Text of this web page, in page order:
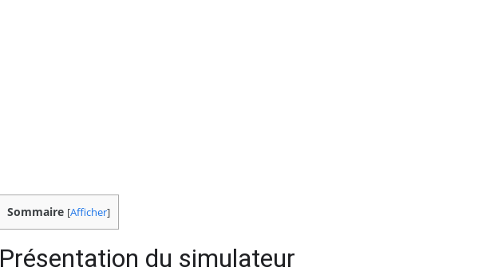
Sommaire [Afficher]
Présentation du simulateur